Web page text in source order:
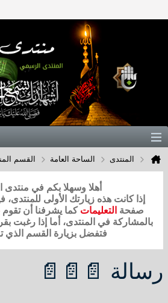
المنتدى الساحة العامة القسم
أهلا وسهلا بكم في منتدى
إذا كانت هذه زيارتك الأولى
صفحة التعليمات كما يشرفنا أن تقوم
بالمشاركة في المنتدى، أما إذا رغبت
فتفضل بزيارة القسم الذي
رسالة 📄📄📄